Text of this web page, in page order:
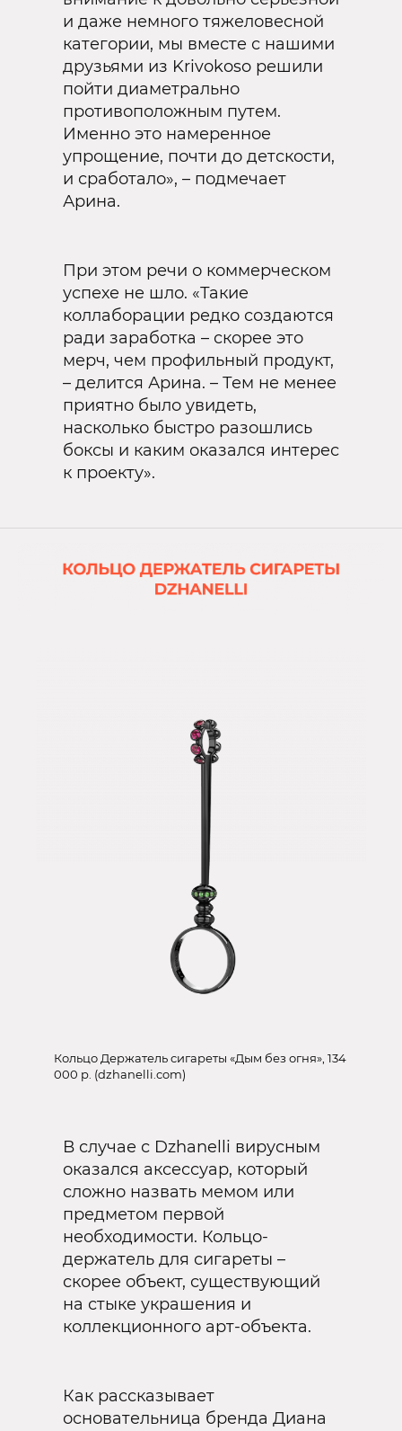
и даже немного тяжеловесной
категории, мы вместе с нашими
друзьями из Krivokoso решили
пойти диаметрально
противоположным путем.
Именно это намеренное
упрощение, почти до детскости,
и сработало», – подмечает
Арина.
При этом речи о коммерческом
успехе не шло. «Такие
коллаборации редко создаются
ради заработка – скорее это
мерч, чем профильный продукт,
– делится Арина. – Тем не менее
приятно было увидеть,
насколько быстро разошлись
боксы и каким оказался интерес
к проекту».
Кольцо Держатель сигареты «Дым без огня», 134
000 р. (dzhanelli.com)
В случае с Dzhanelli вирусным
оказался аксессуар, который
сложно назвать мемом или
предметом первой
необходимости. Кольцо-
держатель для сигареты –
скорее объект, существующий
на стыке украшения и
коллекционного арт-объекта.
Как рассказывает
основательница бренда Диана